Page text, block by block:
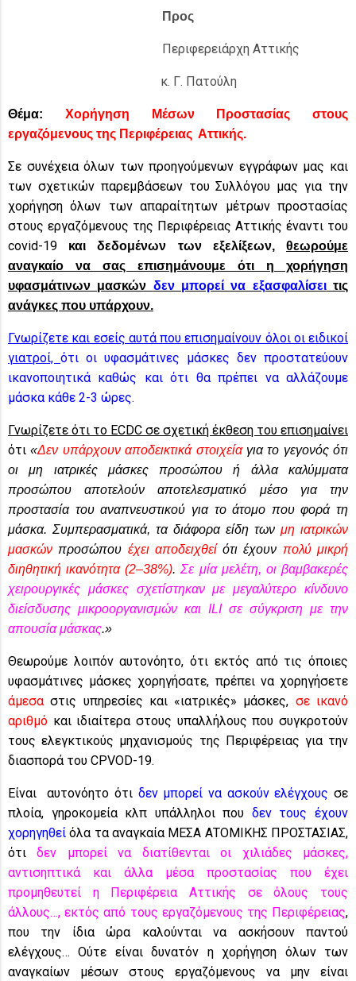
Προς
Περιφερειάρχη Αττικής
κ. Γ. Πατούλη
Θέμα: Χορήγηση Μέσων Προστασίας στους
εργαζόμενους της Περιφέρειας Αττικής.
Σε συνέχεια όλων των προηγούμενων εγγράφων μας και
των σχετικών παρεμβάσεων του Συλλόγου μας για την
χορήγηση όλων των απαραίτητων μέτρων προστασίας
στους εργαζόμενους της Περιφέρειας Αττικής έναντι του
covid-19
και δεδομένων των εξελίξεων,θεωρούμε
αναγκαίο να σας επισημάνουμε ότι η χορήγηση
υφασμάτινων μασκών δεν μπορεί να εξασφαλίσειτις
ανάγκες που υπάρχουν.
Γνωρίζετε και εσείς αυτά που επισημαίνουν όλοι οι ειδικοί
γιατροί, ότι οι υφασμάτινες μάσκες δεν προστατεύουν
ικανοποιητικά καθώς και ότι θα πρέπει να αλλάζουμε
μάσκα κάθε 2-3 ώρες.
Γνωρίζετε ότι το ECDC σε σχετική έκθεση του επισημαίνει
ότι«Δεν υπάρχουν αποδεικτικά στοιχείαγια το γεγονός ότι
οι μη ιατρικές μάσκες προσώπου ή άλλα καλύμματα
προσώπου αποτελούν αποτελεσματικό μέσο για την
προστασία του αναπνευστικού για το άτομο που φορά τη
μάσκα. Συμπερασματικά, τα διάφορα είδη των μη ιατρικών
μασκών προσώπου έχει αποδειχθείότι έχουν πολύ μικρή
διηθητική ικανότητα (2–38%).Σε μία μελέτη, οι βαμβακερές
χειρουργικές μάσκες σχετίστηκαν με μεγαλύτερο κίνδυνο
διείσδυσης μικροοργανισμών και ILI σε σύγκριση με την
απουσία μάσκας.»
Θεωρούμε λοιπόν αυτονόητο, ότι εκτός από τις όποιες
υφασμάτινες μάσκες χορηγήσατε, πρέπει να χορηγήσετε
άμεσαστις υπηρεσίες και «ιατρικές» μάσκες, σε ικανό
αριθμό και ιδιαίτερα στους υπαλλήλους που συγκροτούν
τους ελεγκτικούς μηχανισμούς της Περιφέρειας για την
διασπορά του CPVOD-19.
Είναι αυτονόητο ότι δεν μπορεί να ασκούν ελέγχους σε
πλοία, γηροκομεία κλπ υπάλληλοι που δεν τους έχουν
χορηγηθεί όλα τα αναγκαία ΜΕΣΑ ΑΤΟΜΙΚΗΣ ΠΡΟΣΤΑΣΙΑΣ,
ότιδεν μπορεί να διατίθενται οι χιλιάδες μάσκες,
αντισηπτικά και άλλα μέσα προστασίας που έχει
προμηθευτεί η Περιφέρεια Αττικής σε όλους τους
άλλους…, εκτός από τους εργαζόμενους της Περιφέρειας,
που την ίδια ώρα καλούνται να ασκήσουν παντού
ελέγχους… Ούτε είναι δυνατόν η χορήγηση όλων των
αναγκαίων μέσων στους εργαζόμενους να μην είναι